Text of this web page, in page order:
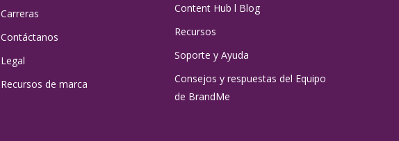
Carreras
Contáctanos
Legal
Recursos de marca
Content Hub l Blog
Recursos
Soporte y Ayuda
Consejos y respuestas del Equipo
de BrandMe